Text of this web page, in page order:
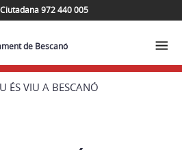
972 440 005
de Bescanó
ÉS VIU A BESCANÓ